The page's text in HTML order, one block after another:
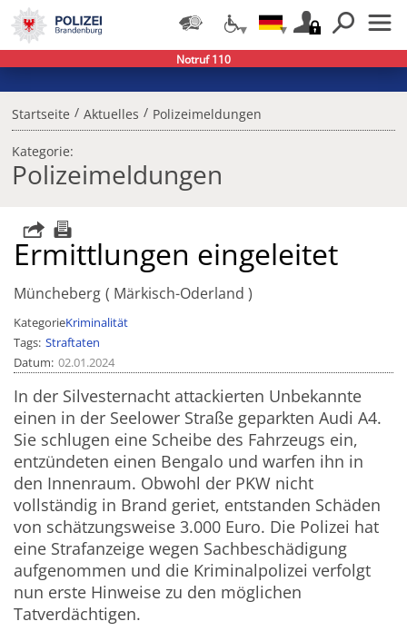
Startseite / Aktuelles / Polizeimeldungen
Kategorie:
Polizeimeldungen
Ermittlungen eingeleitet
Müncheberg Märkisch-Oderland
KategorieKriminalität
Tags Straftaten
Datum 02.01.2024
In der Silvesternacht attackierten Unbekannte
einen in der Seelower Straße geparkten Audi A4.
Sie schlugen eine Scheibe des Fahrzeugs ein,
entzündeten einen Bengalo und warfen ihn in
den Innenraum. Obwohl der PKW nicht
vollständig in Brand geriet, entstanden Schäden
von schätzungsweise 3.000 Euro. Die Polizei hat
eine Strafanzeige wegen Sachbeschädigung
aufgenommen und die Kriminalpolizei verfolgt
nun erste Hinweise zu den möglichen
Tatverdächtigen.
Notruf 110